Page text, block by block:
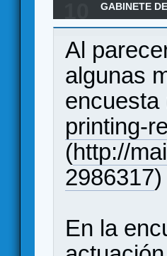
GABINETE
última
Al
algunas
encuesta
printing-
(http://
2986317)
En la